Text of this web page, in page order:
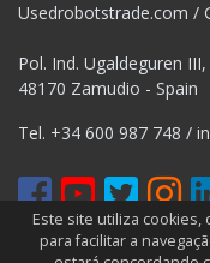
Usedrobotstrade.com /
Pol. Ind. Ugaldeguren III,
48170 Zamudio - Spain
Tel. +34 600 987 748 /
COPYRIGHT 2026 ©
Este site utiliza
para facilitar a